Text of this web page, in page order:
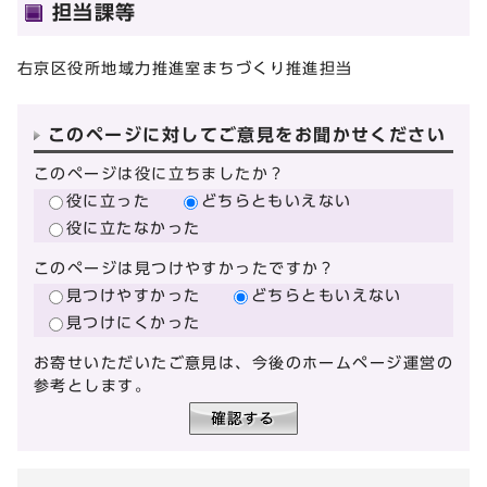
担当課等
右京区役所地域力推進室まちづくり推進担当
このページに対してご意見をお聞かせください
このページは役に立ちましたか？
役に立った
どちらともいえない
役に立たなかった
このページは見つけやすかったですか？
見つけやすかった
どちらともいえない
見つけにくかった
お寄せいただいたご意見は、今後のホームページ運営の
参考とします。